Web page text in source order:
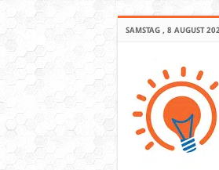
SAMSTAG , 8 AUGUST